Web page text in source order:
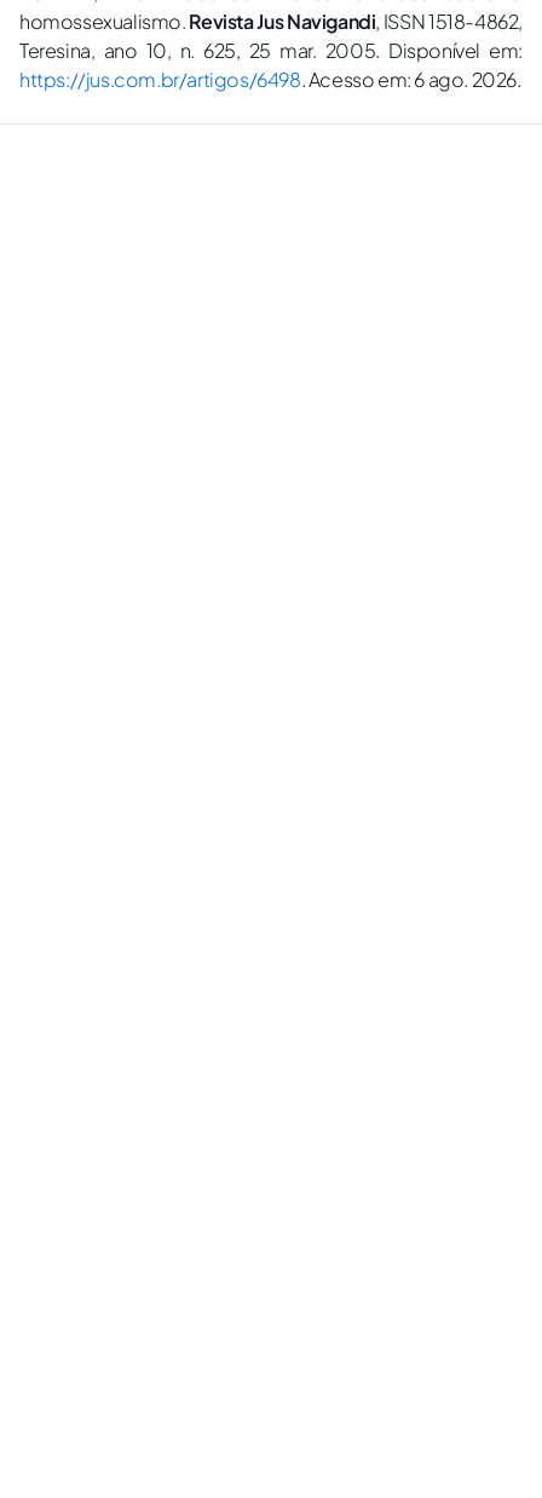
homossexualismo.Revista Jus Navigandi, ISSN 1518-4862,
Teresina, ano 10, n. 625, 25 mar. 2005. Disponível em:
https://jus.com.br/artigos/6498. Acesso em: 6 ago. 2026.